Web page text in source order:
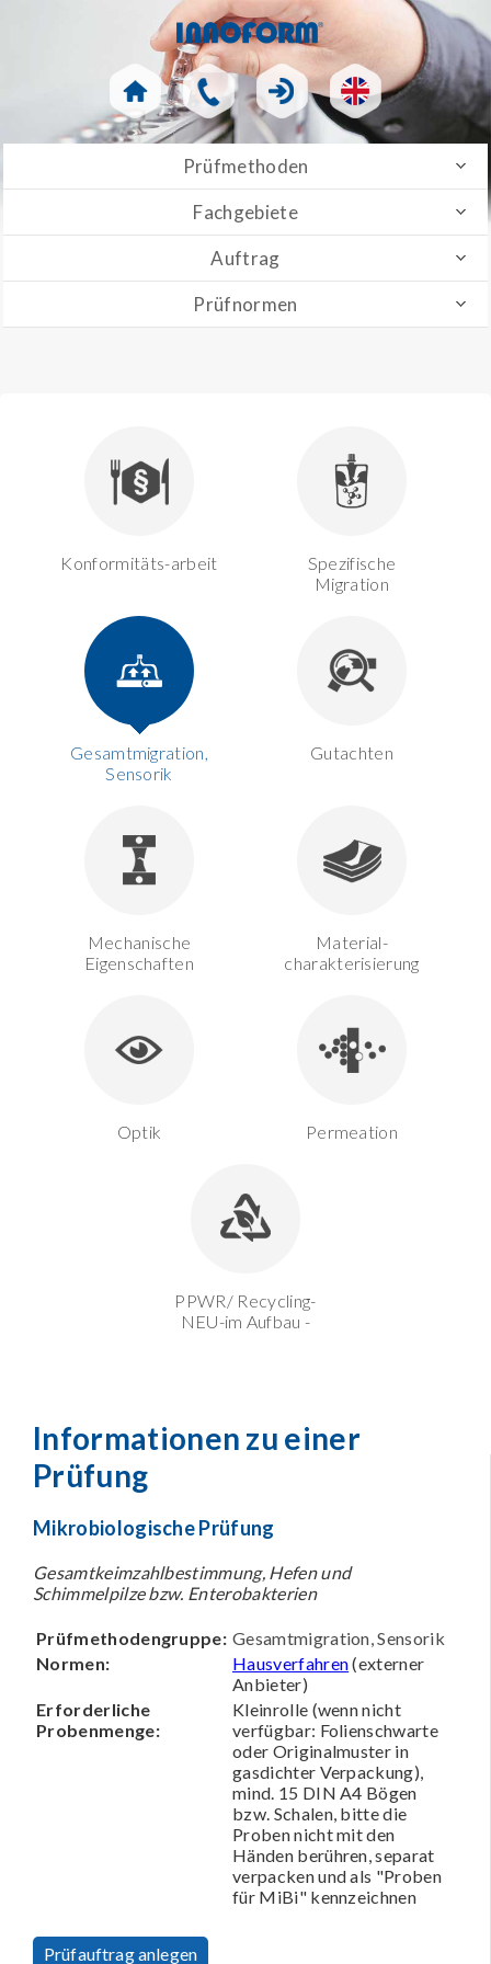
Prüfmethoden
Fachgebiete
Auftrag
Prüfnormen
Konformitäts-arbeit
Spezifische
Migration
Gesamtmigration,
Sensorik
Gutachten
Mechanische
Eigenschaften
Material-
charakterisierung
Optik Permeation
PPWR/ Recycling-
NEU-im Aufbau -
Informationen zu einer
Prüfung
Mikrobiologische Prüfung
Gesamtkeimzahlbestimmung, Hefen und
Schimmelpilze bzw. Enterobakterien
Prüfmethodengruppe: Gesamtmigration, Sensorik
Normen:
Hausverfahren(externer
Anbieter)
Erforderliche
Probenmenge:
Kleinrolle (wenn nicht
verfügbar: Folienschwarte
oder Originalmuster in
gasdichter Verpackung),
mind. 15 DIN A4 Bögen
bzw. Schalen, bitte die
Proben nicht mit den
Händen berühren, separat
verpacken und als "Proben
für MiBi" kennzeichnen
Prüfauftrag anlegen